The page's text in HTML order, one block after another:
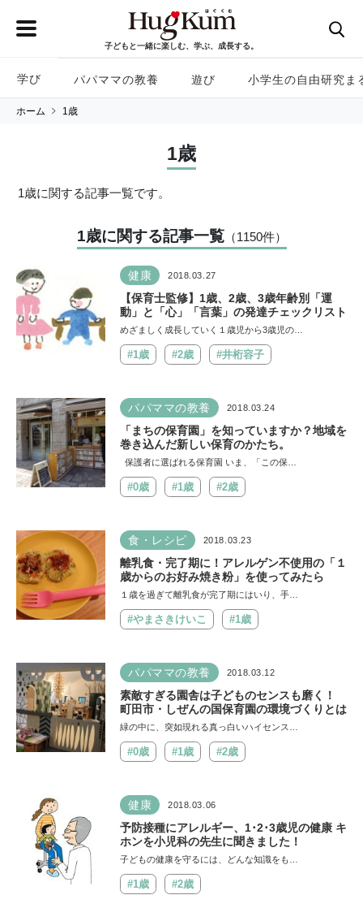
子どもと一緒に楽しむ、学ぶ、成長する。
学び パパママの教養 遊び 小学生の自由研究ま
ホーム 1歳
1歳
1歳に関する記事一覧です。
1歳に関する記事一覧（1150件）
健康 2018.03.27
【保育士監修】1歳、2歳、3歳年齢別「運
動」と「心」「言葉」の発達チェックリスト
めざましく成長していく１歳児から3歳児の…
#1歳 #2歳 #井桁容子
パパママの教養 2018.03.24
「まちの保育園」を知っていますか？地域を
巻き込んだ新しい保育のかたち。
保護者に選ばれる保育園 いま、「この保…
#0歳 #1歳 #2歳
食・レシピ 2018.03.23
離乳食・完了期に！アレルゲン不使用の「１
歳からのお好み焼き粉」を使ってみたら
１歳を過ぎて離乳食が完了期にはいり、手…
#やまさきけいこ #1歳
パパママの教養 2018.03.12
素敵すぎる園舎は子どものセンスも磨く！
町田市・しぜんの国保育園の環境づくりとは
緑の中に、突如現れる真っ白いハイセンス…
#0歳 #1歳 #2歳
健康 2018.03.06
予防接種にアレルギー、1･2･3歳児の健康 キ
ホンを小児科の先生に聞きました！
子どもの健康を守るには、どんな知識をも…
#1歳 #2歳